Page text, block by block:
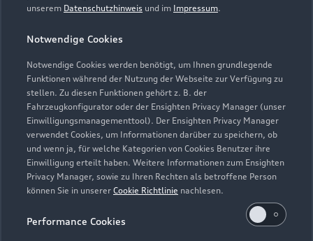
unserem Datenschutzhinweis und im Impressum.
Notwendige Cookies
Notwendige Cookies werden benötigt, um Ihnen grundlegende
Funktionen während der Nutzung der Webseite zur Verfügung zu
stellen. Zu diesen Funktionen gehört z. B. der
Fahrzeugkonfigurator oder der Ensighten Privacy Manager (unser
Einwilligungsmanagementtool). Der Ensighten Privacy Manager
verwendet Cookies, um Informationen darüber zu speichern, ob
und wenn ja, für welche Kategorien von Cookies Benutzer ihre
Einwilligung erteilt haben. Weitere Informationen zum Ensighten
Privacy Manager, sowie zu Ihren Rechten als betroffene Person
können Sie in unserer Cookie Richtlinie nachlesen.
Performance Cookies
Dieses Angebot ergänzt die in den Fahrzeugen enthaltene Audi
Dienstleistung Inspektion und Verschleiß der Audi Leasing,
Zweigniederlassung der Volkswagen Leasing GmbH,
Braunschweig. Nur für Audi Werksdienstwagen und Audi
Mietfahrzeuge mit einer Audi Anschlussgarantie bis zu einem
Fahrzeugalter von 24 Monaten und 30.000 km
Gesamtfahrleistung (Stichtag: Datum der Ummeldung auf den
neuen Gebrauchtwagenkunden). Für private und gewerbliche
Einzelabnehmer sowie ausge wählte Sonderabnehmer.
Junge Gebrauchtwagen sind ehemalige Audi Mietfahrzeuge
(AMF) oder Audi Werksdienstwagen (WDW) der AUDI AG mit
einem Fahrzeugalter von max. 24 Monaten nach